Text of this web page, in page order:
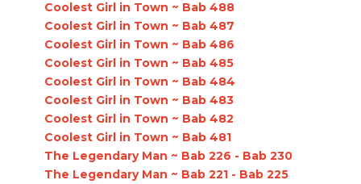
Coolest Girl in Town ~ Bab 488
Coolest Girl in Town ~ Bab 487
Coolest Girl in Town ~ Bab 486
Coolest Girl in Town ~ Bab 485
Coolest Girl in Town ~ Bab 484
Coolest Girl in Town ~ Bab 483
Coolest Girl in Town ~ Bab 482
Coolest Girl in Town ~ Bab 481
The Legendary Man ~ Bab 226 - Bab 230
The Legendary Man ~ Bab 221 - Bab 225